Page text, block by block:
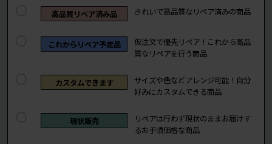
高品質リペア済み品 きれいで高品質なリペア済みの商品
これからリペア予定品
仮注文で優先リペア！これから高品
質なリペアを行う商品
カスタムできます
サイズや色などアレンジ可能！自分
好みにカスタムできる商品
現状販売
リペアは行わず現状のままお届けす
るお手頃価格な商品